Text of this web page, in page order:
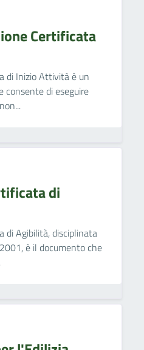
Certificata
di Inizio Attività è un
consente di eseguire
di
di Agibilità, disciplinata
è il documento che